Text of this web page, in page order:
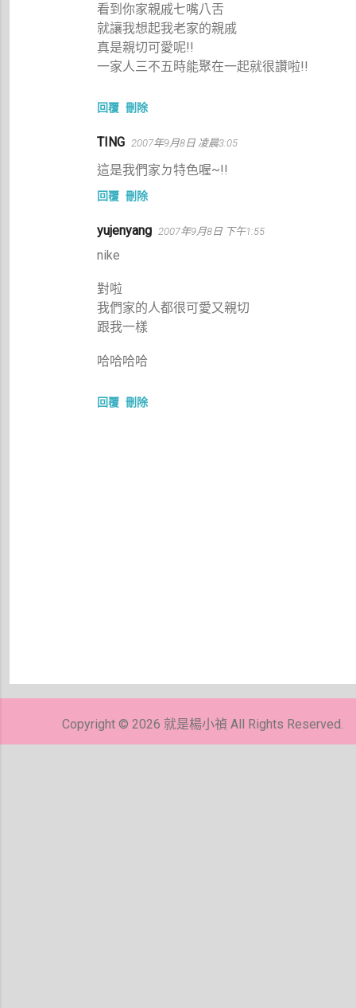
看到你家親戚七嘴八舌
就讓我想起我老家的親戚
真是親切可愛呢!!
一家人三不五時能聚在一起就很讚啦!!
回覆 刪除
TING 2007年9月8日 凌晨3:05
這是我們家ㄉ特色喔~!!
回覆 刪除
yujenyang 2007年9月8日 下午1:55
nike
對啦
我們家的人都很可愛又親切
跟我一樣
哈哈哈哈
回覆 刪除
貼
Copyright © 2026 就是楊小禎 All Rights Reserved.